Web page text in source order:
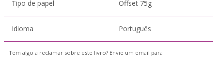
Tipo de papel Offset 75g
Idioma Português
Tem algo a reclamar sobre este livro? Envie um email para